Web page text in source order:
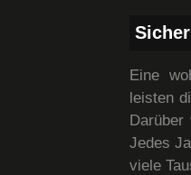
Eine
leisten
Jedes
viele